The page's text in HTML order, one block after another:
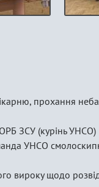
прохання
ЗСУ (курінь УНСО)
УНСО
вироку щодо